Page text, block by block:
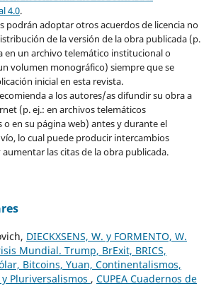
4.0.
podrán adoptar otros acuerdos de licencia no
de la versión de la obra publicada (p.
en un archivo telemático institucional o
volumen monográfico) siempre que se
inicial en esta revista.
a los autores/as difundir su obra a
(p. ej.: en archivos telemáticos
o en su página web) antes y durante el
lo cual puede producir intercambios
las citas de la obra publicada.
DIECKXSENS, W. y FORMENTO, W.
Mundial. Trump, BrExit, BRICS,
Bitcoins, Yuan, Continentalismos,
Pluriversalismos , CUPEA Cuadernos de